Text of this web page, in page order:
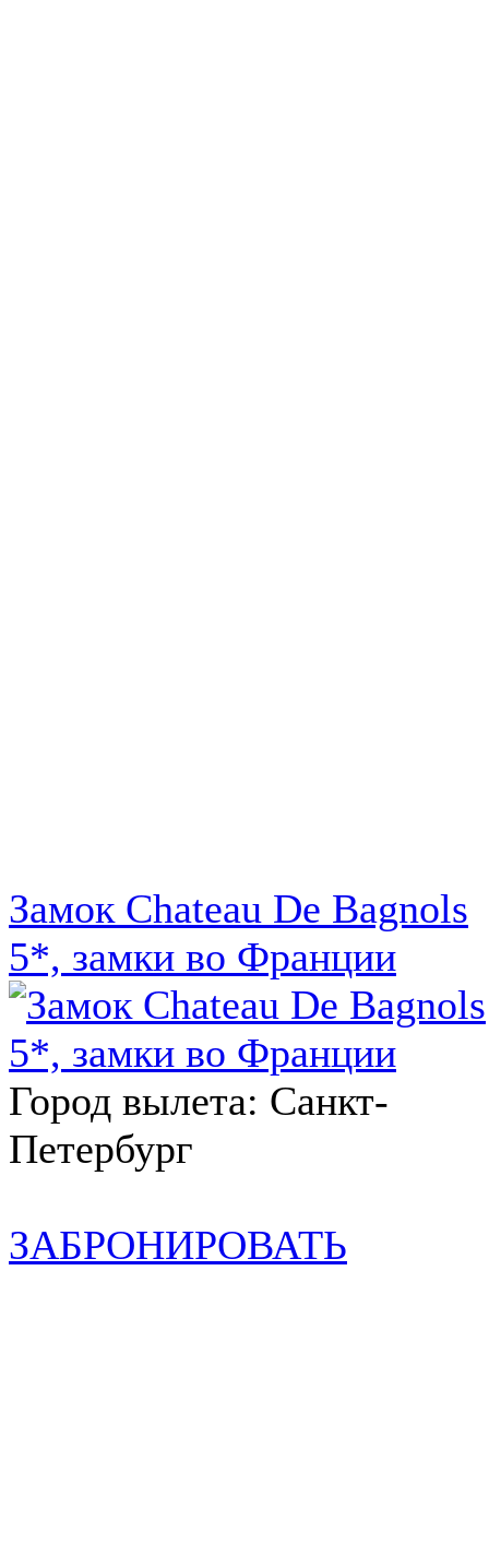
Замок Chateau De Bagnols
5*, замки во Франции
Город вылета: Санкт-
Петербург
ЗАБРОНИРОВАТЬ